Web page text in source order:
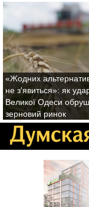
«Жодних
не з'явиться»: як
Великої Одеси
зерновий ринок